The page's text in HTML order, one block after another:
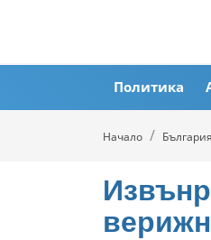
Политика
Начало България